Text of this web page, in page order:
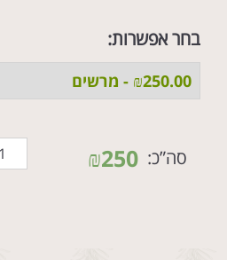
בחר אפשרות:
כמות
סה”כ: ₪250